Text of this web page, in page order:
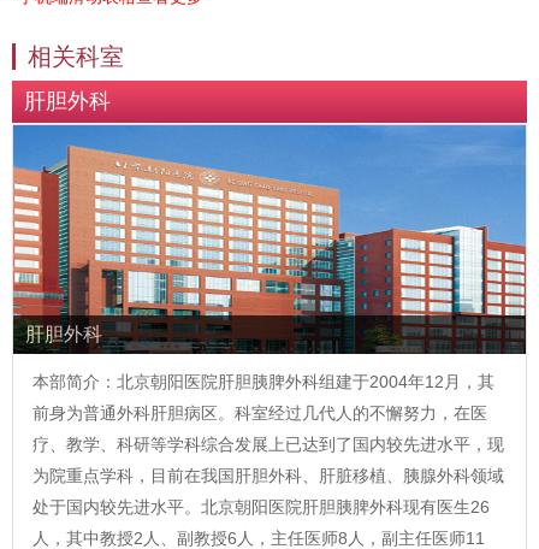
相关科室
肝胆外科
肝胆外科
本部简介：北京朝阳医院肝胆胰脾外科组建于2004年12月，其
前身为普通外科肝胆病区。科室经过几代人的不懈努力，在医
疗、教学、科研等学科综合发展上已达到了国内较先进水平，现
为院重点学科，目前在我国肝胆外科、肝脏移植、胰腺外科领域
处于国内较先进水平。北京朝阳医院肝胆胰脾外科现有医生26
人，其中教授2人、副教授6人，主任医师8人，副主任医师11